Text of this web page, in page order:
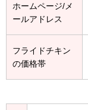
ホームページ/メ
ールアドレス
フライドチキン
の価格帯